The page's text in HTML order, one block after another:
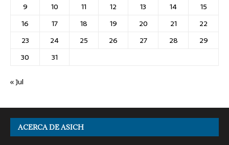
9
10 11 12 13 14
15
16
17 18 19 20 21
22
23
24 25 26 27 28
29
30
31
« Jul
ACERCA DE ASICH